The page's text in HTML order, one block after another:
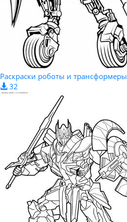
Раскраски роботы и трансформеры
32